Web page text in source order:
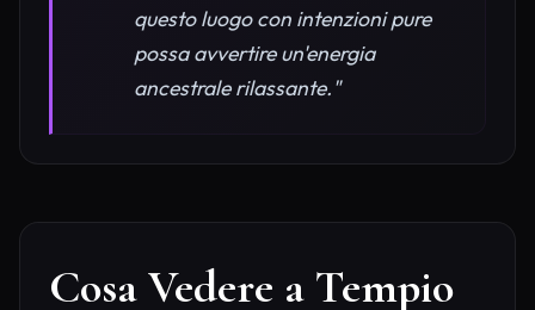
questo luogo con intenzioni pure
possa avvertire un'energia
ancestrale rilassante."
Cosa Vedere a Tempio